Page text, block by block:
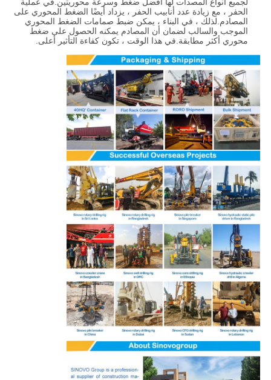
لجميع أنواع المصدات لها أفضل ضغط وسرعة محوريتين.في عملية
الحفر ، مع زيادة عدد أنابيب الحفر ، يزداد أيضًا الضغط المحوري على
المصادم.لذلك ، في البناء ، يمكن ضبط صمامات الضغط المحوري
الموجب والسالب لضمان أن المصادم يمكنه الحصول على ضغط
محوري أكثر مطابقة.في هذا الوقت ، تكون كفاءة التأثير أعلى.